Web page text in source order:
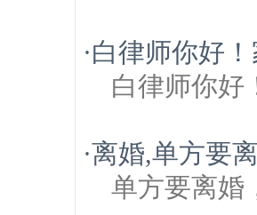
·白律师你好
白律师你好
·离婚,单方要
单方要离婚